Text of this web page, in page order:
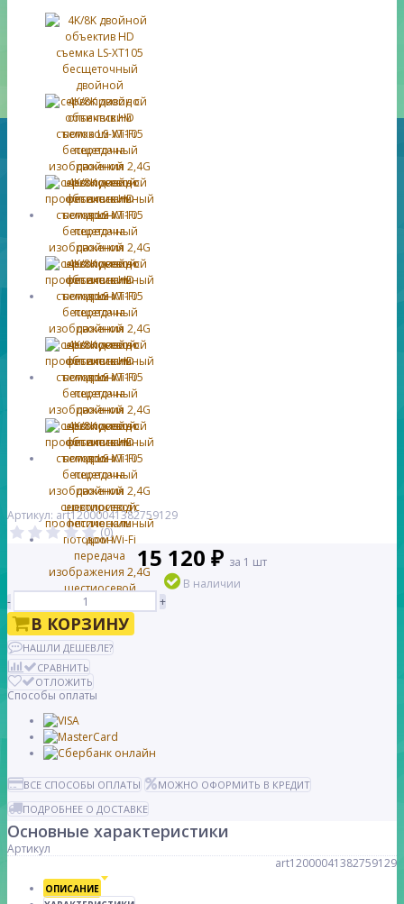
Артикул: art12000041382759129
(0)
15 120 ₽ за 1 шт
В наличии
-
+
В КОРЗИНУ
НАШЛИ ДЕШЕВЛЕ?
СРАВНИТЬ
ОТЛОЖИТЬ
Способы оплаты
ВСЕ СПОСОБЫ ОПЛАТЫ
МОЖНО ОФОРМИТЬ В КРЕДИТ
ПОДРОБНЕЕ О ДОСТАВКЕ
Основные характеристики
Артикул
art12000041382759129
ОПИСАНИЕ